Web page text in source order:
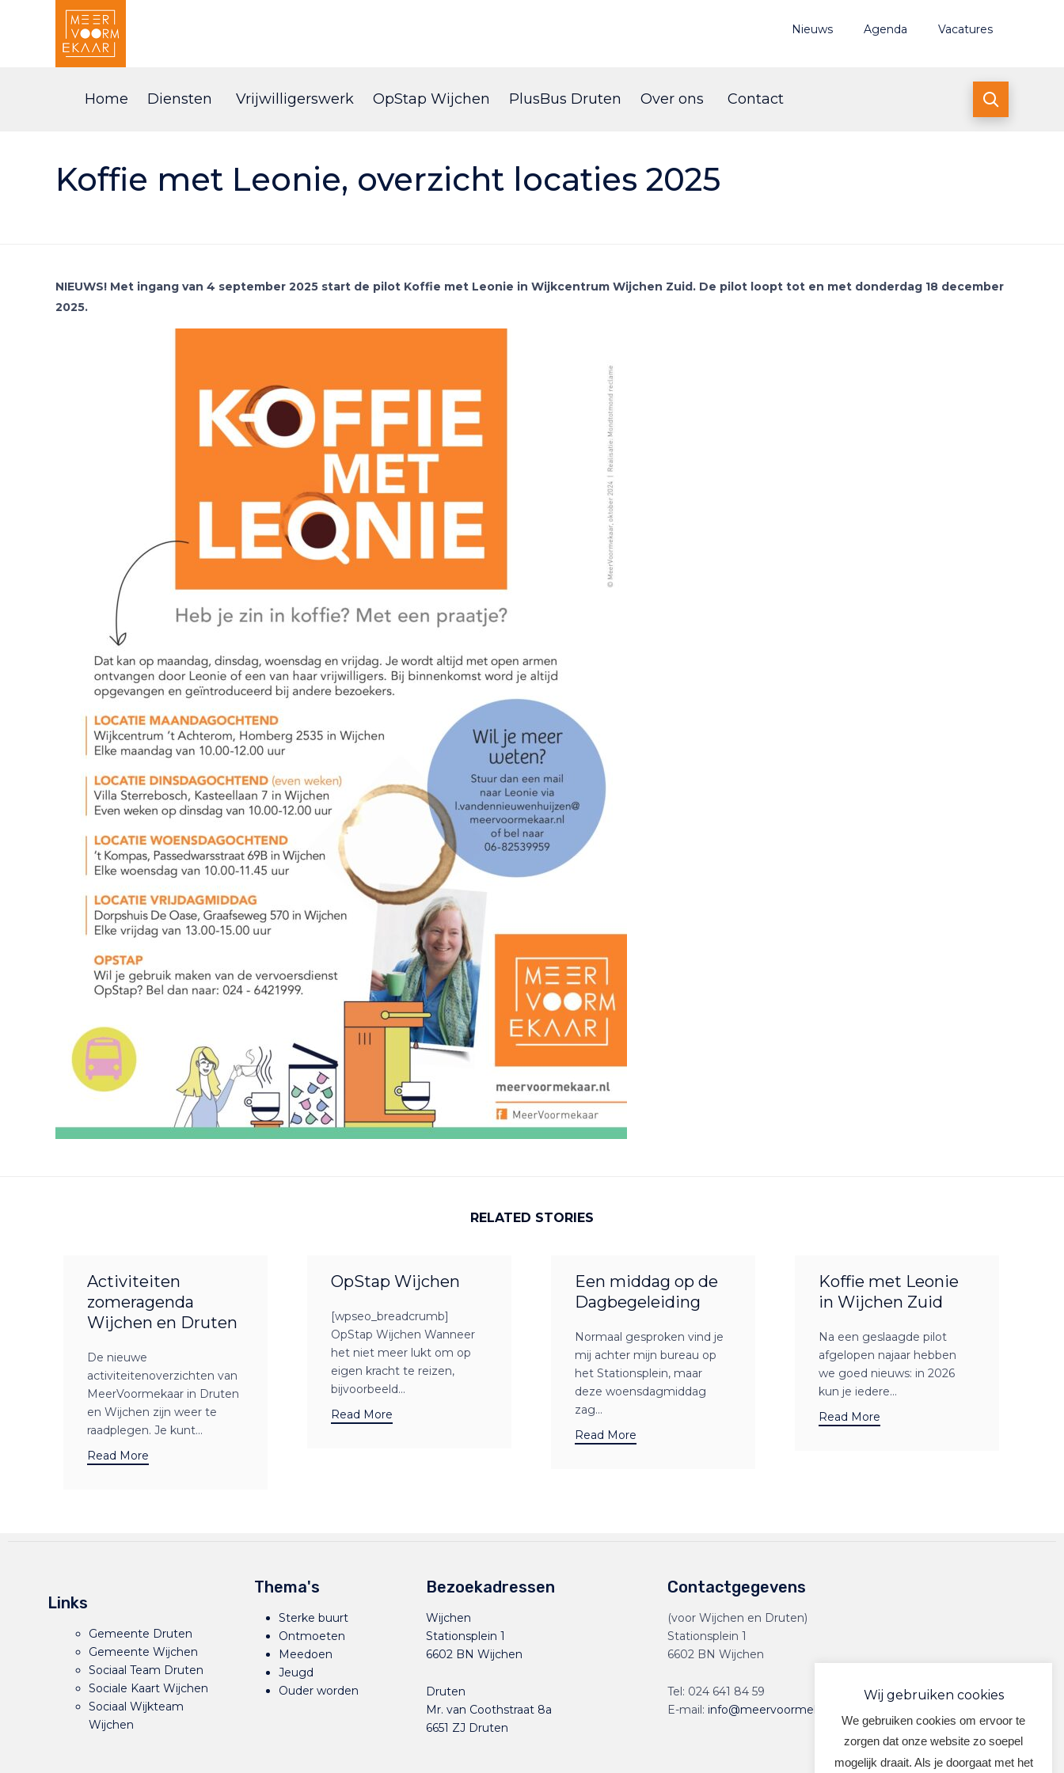
Nieuws Agenda Vacatures
to
Home Diensten Vrijwilligerswerk OpStap Wijchen PlusBus Druten Over ons Contact 
Koffie met Leonie, overzicht locaties 2025
NIEUWS! Met ingang van 4 september 2025 start de pilot Koffie met Leonie in Wijkcentrum Wijchen Zuid. De pilot loopt tot en met donderdag 18 december
2025.
RELATED STORIES
Activiteiten
zomeragenda
Wijchen en Druten
De nieuwe
activiteitenoverzichten van
MeerVoormekaar in Druten
en Wijchen zijn weer te
raadplegen. Je kunt...
Read More
OpStap Wijchen
[wpseo_breadcrumb]
OpStap Wijchen Wanneer
het niet meer lukt om op
eigen kracht te reizen,
bijvoorbeeld...
Read More
Een middag op de
Dagbegeleiding
Normaal gesproken vind je
mij achter mijn bureau op
het Stationsplein, maar
deze woensdagmiddag
zag...
Read More
Koffie met Leonie
in Wijchen Zuid
Na een geslaagde pilot
afgelopen najaar hebben
we goed nieuws: in 2026
kun je iedere...
Read More
Links
Gemeente Druten
Gemeente Wijchen
Sociaal Team Druten
Sociale Kaart Wijchen
Sociaal Wijkteam
Wijchen
Thema's
Sterke buurt
Ontmoeten
Meedoen
Jeugd
Ouder worden
Bezoekadressen
Wijchen
Stationsplein 1
6602 BN Wijchen
Druten
Mr. van Coothstraat 8a
6651 ZJ Druten
Contactgegevens
(voor Wijchen en Druten)
Stationsplein 1
6602 BN Wijchen
Tel: 024 641 84 59
E-mail: info@meervoormekaar.nl
Wij gebruiken cookies
We gebruiken cookies om ervoor te
zorgen dat onze website zo soepel
mogelijk draait. Als je doorgaat met het